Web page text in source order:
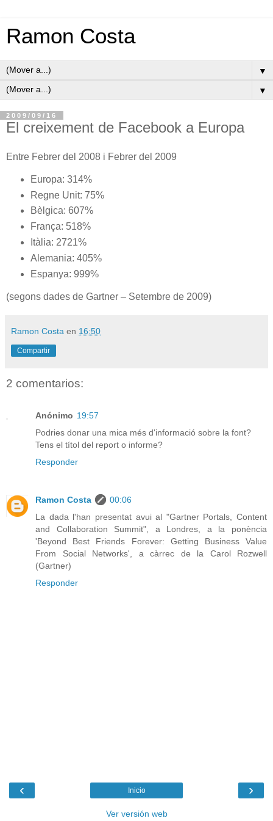
Ramon Costa
▼
▼
2009/09/16
El creixement de Facebook a Europa
Entre Febrer del 2008 i Febrer del 2009
Europa: 314%
Regne Unit: 75%
Bèlgica: 607%
França: 518%
Itàlia: 2721%
Alemania: 405%
Espanya: 999%
(segons dades de Gartner – Setembre de 2009)
Ramon Costa en 16:50
Compartir
2 comentarios:
Anónimo 19:57
Podries donar una mica més d'informació sobre la font?
Tens el títol del report o informe?
Responder
Ramon Costa
00:06
La dada l'han presentat avui al "Gartner Portals, Content
and Collaboration Summit", a Londres, a la ponència
'Beyond Best Friends Forever: Getting Business Value
From Social Networks', a càrrec de la Carol Rozwell
(Gartner)
Responder
‹ ›
Inicio
Ver versión web